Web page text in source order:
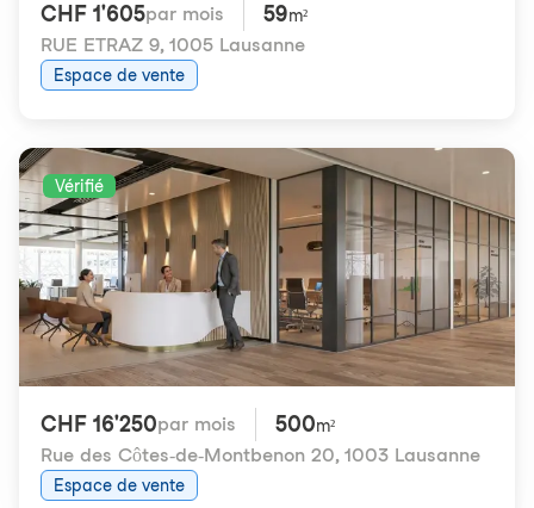
CHF 1'605par mois 59m²
RUE ETRAZ 9, 1005 Lausanne
Espace de vente
Vérifié
CHF 16'250par mois 500m²
Rue des Côtes-de-Montbenon 20, 1003 Lausanne
Espace de vente